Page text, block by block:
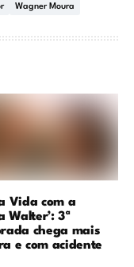
Wagner Moura
Vida com a
Walter’: 3ª
chega mais
e com acidente